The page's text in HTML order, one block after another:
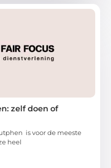
zelf doen of
is voor de meeste
heel